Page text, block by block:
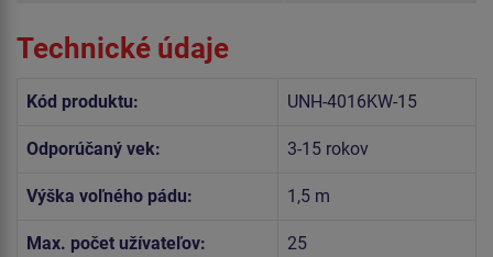
Technické údaje
Kód produktu: UNH-4016KW-15
Odporúčaný vek: 3-15 rokov
Výška voľného pádu: 1,5 m
Max. počet užívateľov: 25